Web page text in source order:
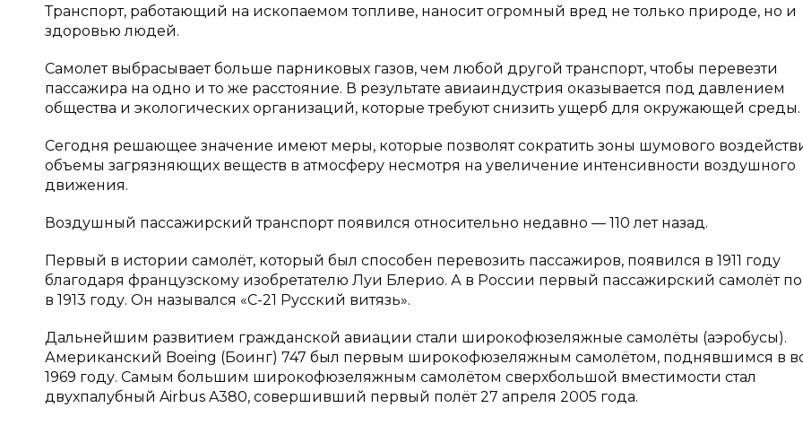
Транспорт, работающий на ископаемом топливе, наносит огромный вред не только природе, но и
здоровью людей.
Самолет выбрасывает больше парниковых газов, чем любой другой транспорт, чтобы перевезти
пассажира на одно и то же расстояние. В результате авиаиндустрия оказывается под давлением
общества и экологических организаций, которые требуют снизить ущерб для окружающей среды.
Сегодня решающее значение имеют меры, которые позволят сократить зоны шумового
объемы загрязняющих веществ в атмосферу несмотря на увеличение интенсивности воздушного
движения.
Воздушный пассажирский транспорт появился относительно недавно — 110 лет назад.
Первый в истории самолёт, который был способен перевозить пассажиров, появился в 1911 году
благодаря французскому изобретателю Луи Блерио. А в России первый пассажирский самолёт
в 1913 году. Он назывался «С-21 Русский витязь».
Дальнейшим развитием гражданской авиации стали широкофюзеляжные самолёты (аэробусы).
Американский Boeing (Боинг) 747 был первым широкофюзеляжным самолётом, поднявшимся в
1969 году. Самым большим широкофюзеляжным самолётом сверхбольшой вместимости стал
двухпалубный Airbus A380, совершивший первый полёт 27 апреля 2005 года.